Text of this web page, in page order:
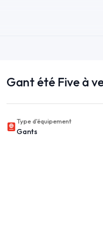
Gant été Five à
Type d'équipement
Gants